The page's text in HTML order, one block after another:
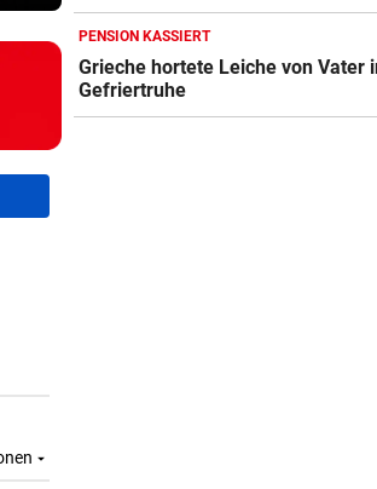
PENSION KASSIERT
Grieche hortete Leiche von Vater
Gefriertruhe